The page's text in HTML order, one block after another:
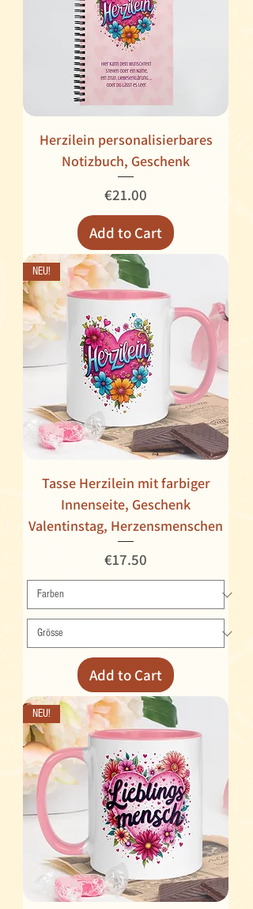
Herzilein personalisierbares
Notizbuch, Geschenk
Price
€21.00
Add to Cart
NEU!
Tasse Herzilein mit farbiger
Innenseite, Geschenk
Valentinstag, Herzensmenschen
Price
€17.50
Add to Cart
NEU!